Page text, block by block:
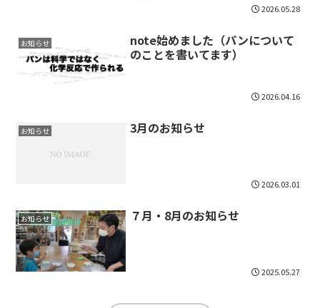
2026.05.28
お知らせ
note始めました（パンについて
のことを書いてます）
2026.04.16
お知らせ 3月のお知らせ
2026.03.01
お知らせ ７月・8月のお知らせ
2025.05.27